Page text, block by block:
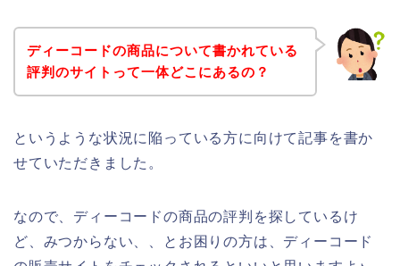
ディーコードの商品について書かれている
評判のサイトって一体どこにあるの？
というような状況に陥っている方に向けて記事を書か
せていただきました。
なので、ディーコードの商品の評判を探しているけ
ど、みつからない、、とお困りの方は、ディーコード